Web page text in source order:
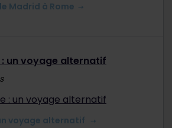
Madrid à Rome
: un voyage alternatif
voyage alternatif